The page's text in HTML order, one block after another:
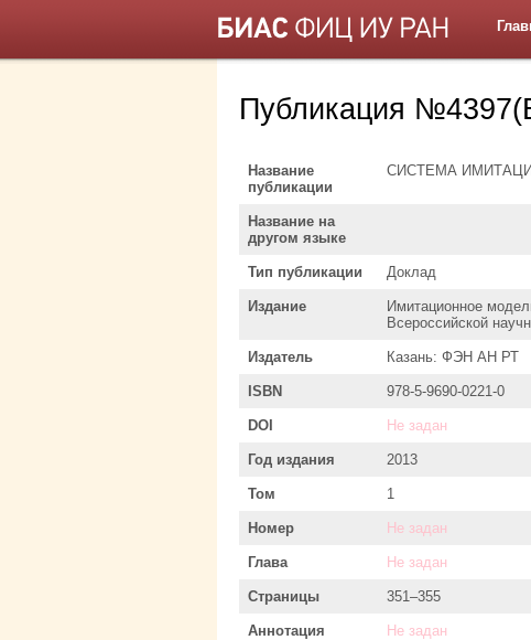
Публикация
Название
публикации
СИСТЕМА
Название на
другом языке
Тип публикации Доклад
Издание
Имитационное
Всероссийской
Издатель Казань: ФЭН АН РТ
ISBN 978-5-9690-0221-0
DOI Не задан
Год издания 2013
Том 1
Номер Не задан
Глава Не задан
Страницы 351–355
Аннотация Не задан